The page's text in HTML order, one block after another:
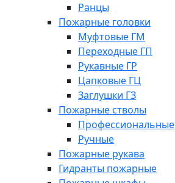
Ранцы
Пожарные головки
Муфтовые ГМ
Переходные ГП
Рукавные ГР
Цапковые ГЦ
Заглушки ГЗ
Пожарные стволы
Профессиональные
Ручные
Пожарные рукава
Гидранты пожарные